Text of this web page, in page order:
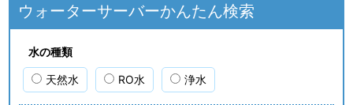
ウォーターサーバーかんたん検索
水の種類
天然水 RO水 浄水